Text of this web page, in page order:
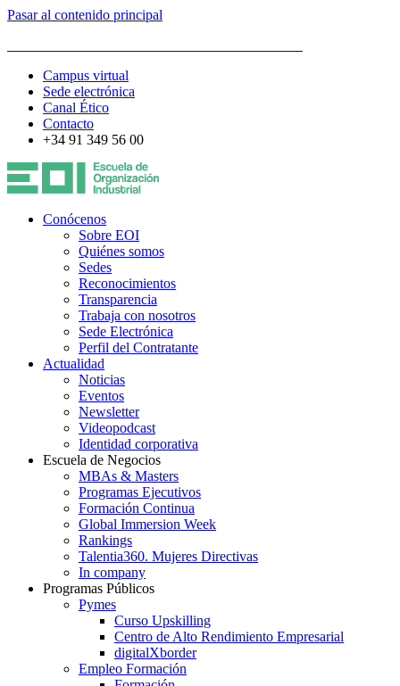
Pasar al contenido principal
Campus virtual
Sede electrónica
Canal Ético
Contacto
+34 91 349 56 00
Conócenos
Sobre EOI
Quiénes somos
Sedes
Reconocimientos
Transparencia
Trabaja con nosotros
Sede Electrónica
Perfil del Contratante
Actualidad
Noticias
Eventos
Newsletter
Videopodcast
Identidad corporativa
Escuela de Negocios
MBAs & Masters
Programas Ejecutivos
Formación Continua
Global Immersion Week
Rankings
Talentia360. Mujeres Directivas
In company
Programas Públicos
Pymes
Curso Upskilling
Centro de Alto Rendimiento Empresarial
digitalXborder
Empleo Formación